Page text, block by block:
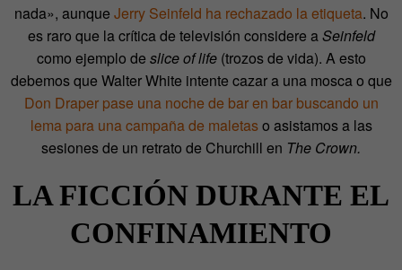
nada», aunque Jerry Seinfeld ha rechazado la etiqueta. No
es raro que la crítica de televisión considere aSeinfeld
como ejemplo de slice of life(trozos de vida). A esto
debemos que Walter White intente cazar a una mosca o que
Don Draper pase una noche de bar en bar buscando un
lema para una campaña de maletaso asistamos a las
sesiones de un retrato de Churchill en The Crown.
LA FICCIÓN DURANTE EL
CONFINAMIENTO